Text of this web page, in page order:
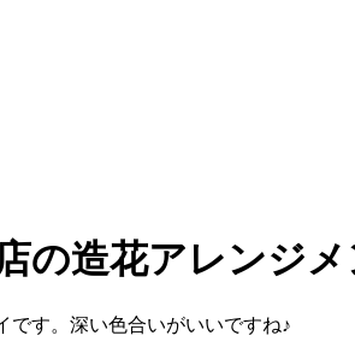
の造花アレンジメ
です。深い色合いがいいですね♪